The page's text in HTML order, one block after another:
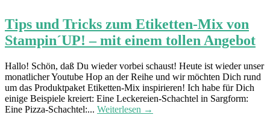
Tips und Tricks zum Etiketten-Mix von
Stampin´UP! – mit einem tollen Angebot
Hallo! Schön, daß Du wieder vorbei schaust! Heute ist wieder unser
monatlicher Youtube Hop an der Reihe und wir möchten Dich rund
um das Produktpaket Etiketten-Mix inspirieren! Ich habe für Dich
einige Beispiele kreiert: Eine Leckereien-Schachtel in Sargform:
Eine Pizza-Schachtel:... Weiterlesen →